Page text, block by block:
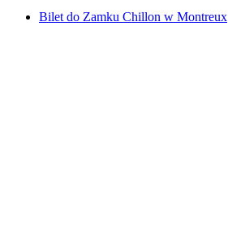
Bilet do Zamku Chillon w Montreux